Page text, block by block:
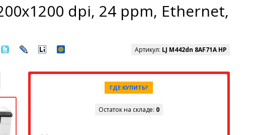
dpi, 24 ppm, Ethernet,
Артикул: LJ M442dn 8AF71A HP
ГДЕ КУПИТЬ?
Остаток на складе: 0